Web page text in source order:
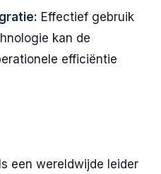
Effectief gebruik
kan de
efficiëntie
een wereldwijde leider